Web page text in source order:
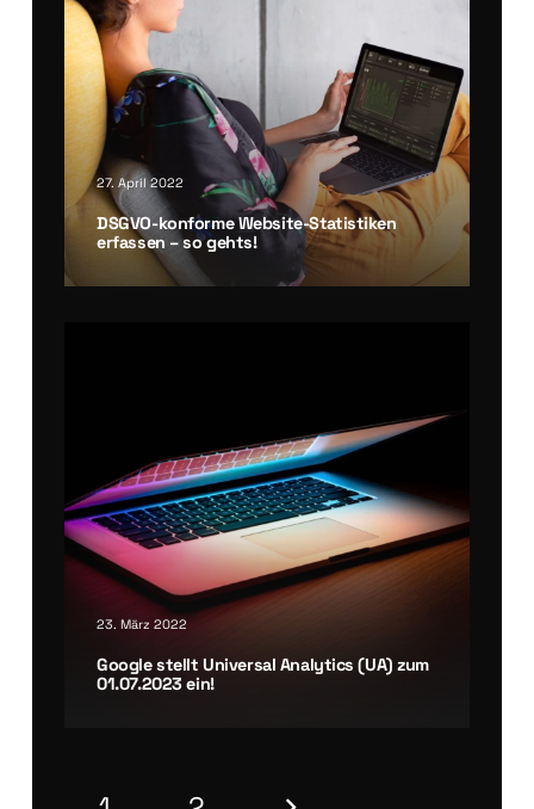
27. April 2022
DSGVO-kon­for­me Web­site-Sta­tis­ti­ken
erfas­sen – so gehts!
23. März 2022
Goog­le stellt Uni­ver­sal Ana­ly­tics (UA) zum
01.07.2023 ein!